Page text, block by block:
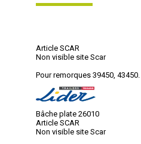
Article SCAR
Non visible site Scar
Pour remorques 39450, 43450.
Bâche plate 26010
Article SCAR
Non visible site Scar